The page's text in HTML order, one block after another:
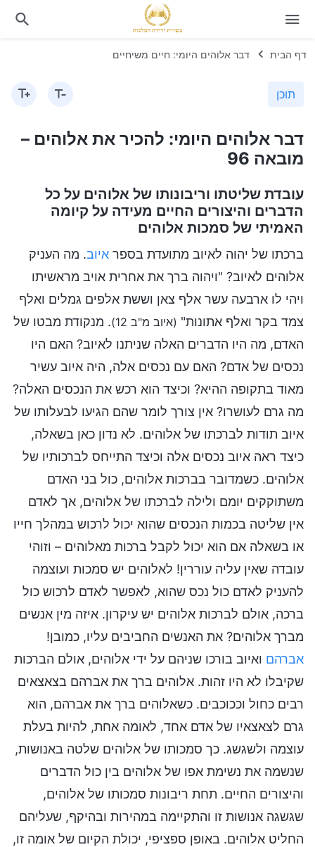
דף הבית דבר אלוהים היומי: חיים משיחיים
תוכן
דבר אלוהים היומי: להכיר את אלוהים –
מובאה 96
עובדת שליטתו וריבונותו של אלוהים על כל
הדברים והיצורים החיים מעידה על קיומה
האמיתי של סמכות אלוהים
ברכתו של יהוה לאיוב מתועדת בספר איוב. מה העניק
אלוהים לאיוב? "ויהוה ברך את אחרית אויב מראשיתו
ויהי לו ארבעה עשר אלף צאן וששת אלפים גמלים ואלף
צמד בקר ואלף אתונות" (איוב מ"ב 12)
. מנקודת מבטו של
האדם, מה היו הדברים האלה שניתנו לאיוב? האם היו
נכסים של אדם? האם עם נכסים אלה, היה איוב עשיר
מאוד בתקופה ההיא? וכיצד הוא רכש את הנכסים האלה?
מה גרם לעושרו? אין צורך לומר שהם הגיעו לבעלותו של
איוב תודות לברכתו של אלוהים. לא נדון כאן בשאלה,
כיצד ראה איוב נכסים אלה וכיצד התייחס לברכותיו של
אלוהים. כשמדובר בברכות אלוהים, כול בני האדם
משתוקקים יומם ולילה לברכתו של אלוהים, אך לאדם
אין שליטה בכמות הנכסים שהוא יכול לרכוש במהלך חייו
או בשאלה אם הוא יכול לקבל ברכות מאלוהים – וזוהי
עובדה שאין עליה עוררין! לאלוהים יש סמכות ועוצמה
להעניק לאדם כול נכס שהוא, לאפשר לאדם לרכוש כול
ברכה, אולם לברכות אלוהים יש עיקרון. איזה מין אנשים
מברך אלוהים? את האנשים החביבים עליו, כמובן!
אברהם ואיוב בורכו שניהם על ידי אלוהים, אולם הברכות
שקיבלו לא היו זהות. אלוהים ברך את אברהם בצאצאים
רבים כחול וככוכבים. כשאלוהים ברך את אברהם, הוא
גרם לצאצאיו של אדם אחד, לאומה אחת, להיות בעלת
עוצמה ולשגשג. כך סמכותו של אלוהים שלטה באנושות,
שנשמה את נשימת אפו של אלוהים בין כול הדברים
והיצורים החיים. תחת ריבונות סמכותו של אלוהים,
שגשגה אנושות זו והתקיימה במהירות ובהיקף, שעליהם
החליט אלוהים. באופן ספציפי, יכולת הקיום של אומה זו,